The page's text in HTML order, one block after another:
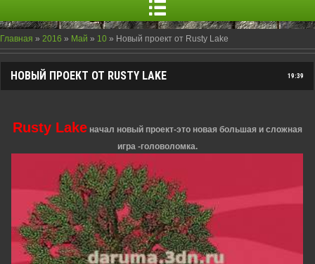
Главная » 2016 » Май » 10 » Новый проект от Rusty Lake
19:39
НОВЫЙ ПРОЕКТ ОТ RUSTY LAKE
Rusty Lakeначал новый проект-это новая большая и сложная
игра -головоломка.